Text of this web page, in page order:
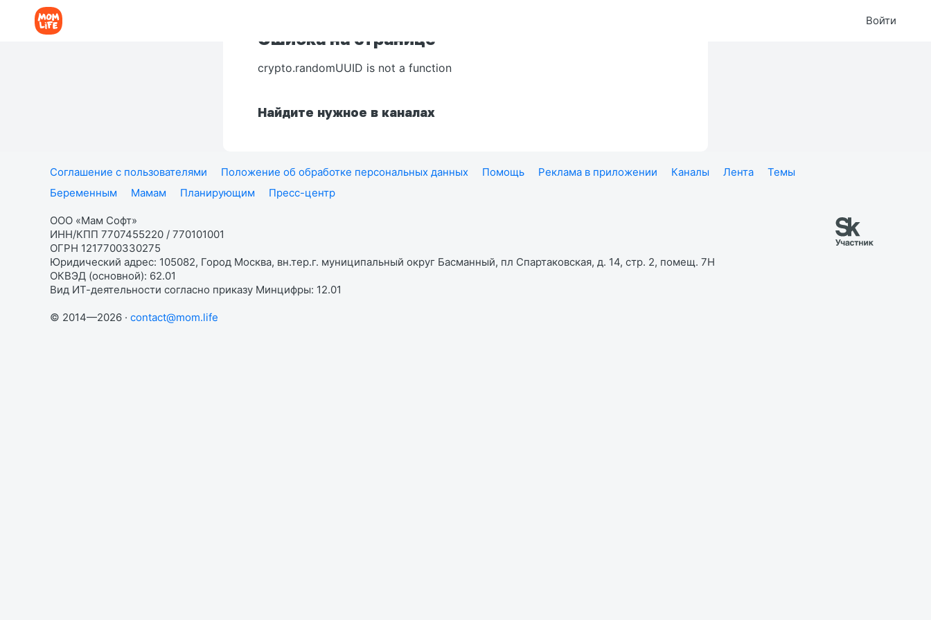
Войти
Ошибка на странице
crypto.randomUUID is not a function
Найдите нужное в каналах
Соглашение с пользователями Положение об обработке персональных данных Помощь Реклама в приложении Каналы Лента
Темы
Беременным
Мамам Планирующим Пресс-центр
ООО «Мам Софт»
ИНН/КПП 7707455220 / 770101001
ОГРН 1217700330275
Юридический адрес: 105082, Город Москва, вн.тер.г. муниципальный округ Басманный, пл Спартаковская, д. 14, стр. 2, помещ. 7Н
ОКВЭД (основной): 62.01
Вид ИТ-деятельности согласно приказу Минцифры: 12.01
© 2014—2026 · contact@mom.life